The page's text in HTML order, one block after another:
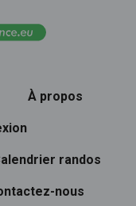
À propos
randos
nous